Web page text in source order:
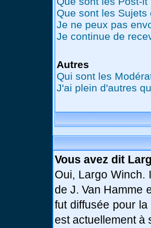
Que sont les
Je ne peux pas
Je continue de
Autres
Qui sont les
J'ai plein d'autres
Vous avez dit
Oui, Largo Winch.
de J. Van Hamme
fut diffusée pour
est actuellement à